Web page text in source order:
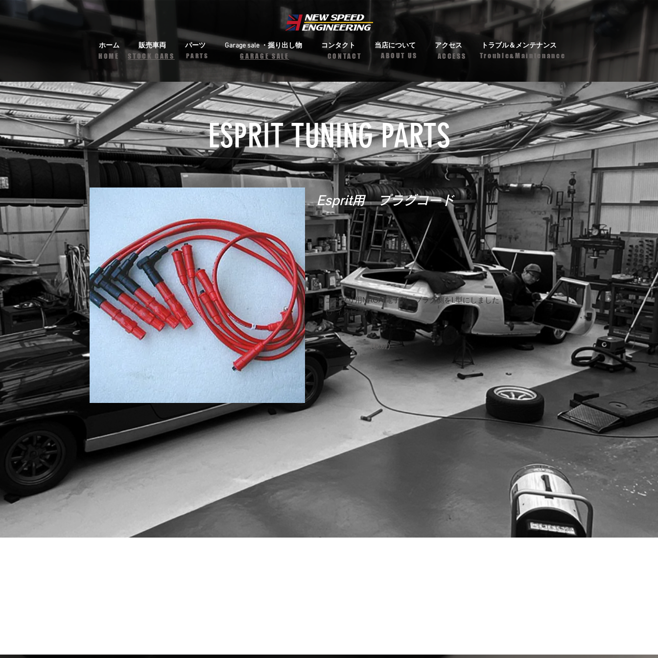
ホーム 販売車両 パーツ Garage sale ・掘り出し物 コンタクト 当店について アクセス
トラブル＆メンテナンス
HOME
STOCK CARS PARTS ABOUT US
CONTACT ACCESS Trouble&Maintenance
​​GARAGE SALE
Esprit用 プラグコード
ESPRIT TUNING PARTS
Esprit用 プラグコード
エスプリ用NAGAI電子製 プラグ側をL型にしました
(ディスビ車）
(税別)